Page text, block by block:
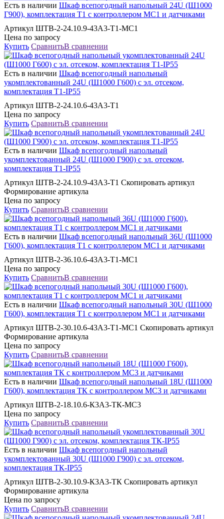
Есть в наличии Шкаф всепогодный напольный 24U (Ш1000
Г900), комплектация Т1 с контроллером MC1 и датчиками
Артикул ШТВ-2-24.10.9-43А3-Т1-МС1
Цена по запросу
Купить СравнитьВ сравнении
Есть в наличии Шкаф всепогодный напольный
укомплектованный 24U (Ш1000 Г600) с эл. отсеком,
комплектация Т1-IP55
Артикул ШТВ-2-24.10.6-43А3-Т1
Цена по запросу
Купить СравнитьВ сравнении
Есть в наличии Шкаф всепогодный напольный
укомплектованный 24U (Ш1000 Г900) с эл. отсеком,
комплектация Т1-IP55
Артикул ШТВ-2-24.10.9-43А3-Т1 Скопировать артикул
Формирование артикула
Цена по запросу
Купить СравнитьВ сравнении
Есть в наличии Шкаф всепогодный напольный 36U (Ш1000
Г600), комплектация Т1 с контроллером MC1 и датчиками
Артикул ШТВ-2-36.10.6-43А3-Т1-МС1
Цена по запросу
Купить СравнитьВ сравнении
Есть в наличии Шкаф всепогодный напольный 30U (Ш1000
Г600), комплектация Т1 с контроллером MC1 и датчиками
Артикул ШТВ-2-30.10.6-43А3-Т1-МС1 Скопировать артикул
Формирование артикула
Цена по запросу
Купить СравнитьВ сравнении
Есть в наличии Шкаф всепогодный напольный 18U (Ш1000
Г600), комплектация ТК с контроллером MC3 и датчиками
Артикул ШТВ-2-18.10.6-К3А3-ТК-МС3
Цена по запросу
Купить СравнитьВ сравнении
Есть в наличии Шкаф всепогодный напольный
укомплектованный 30U (Ш1000 Г900) с эл. отсеком,
комплектация ТК-IP55
Артикул ШТВ-2-30.10.9-К3А3-ТК Скопировать артикул
Формирование артикула
Цена по запросу
Купить СравнитьВ сравнении